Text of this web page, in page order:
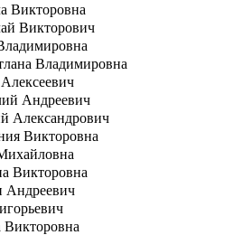
Викторовна
Викторович
Владимировна
Андреевич
Александрович
Викторовна
Викторовна
Андреевич